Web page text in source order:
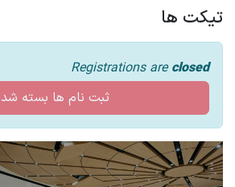
تیکت ها
Registrations areclosed
ثبت نام ها بسته شد